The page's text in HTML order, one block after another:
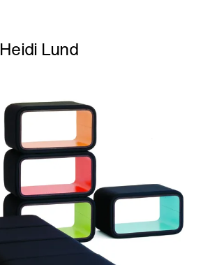
Heidi Lund